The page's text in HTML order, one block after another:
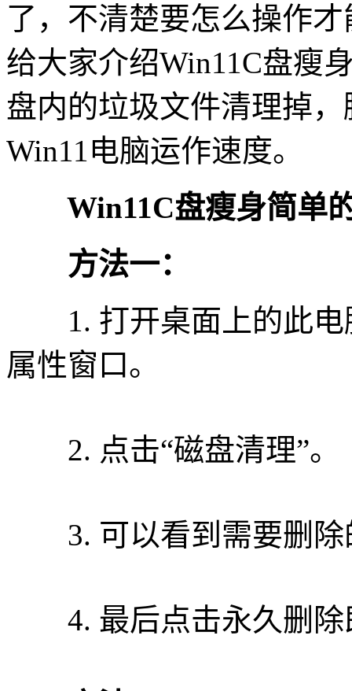
了，不清楚要怎么操作
给大家介绍Win11C盘瘦
盘内的垃圾文件清理掉
Win11电脑运作速度。
Win11C盘瘦身简单
方法一：
1. 打开桌面上的此电
属性窗口。
2. 点击“磁盘清理”。
3. 可以看到需要删除
4. 最后点击永久删除